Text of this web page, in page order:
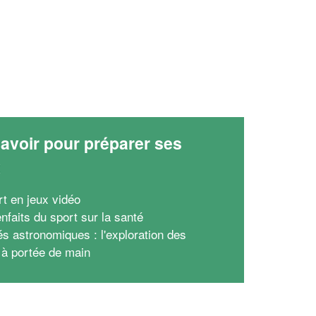
pour préparer ses
en jeux vidéo
du sport sur la santé
astronomiques : l'exploration des
portée de main